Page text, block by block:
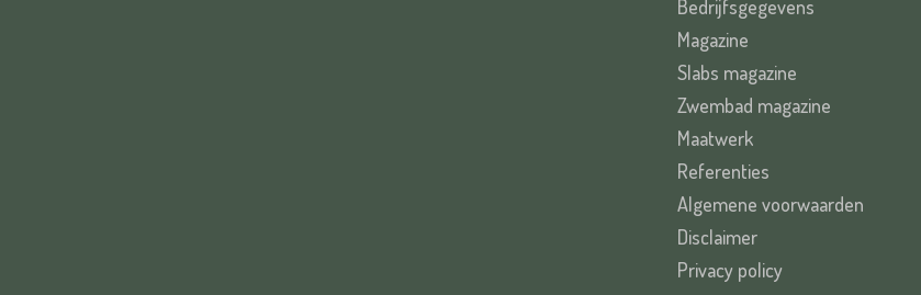
Bedrijfsgegevens
Magazine
Slabs magazine
Zwembad magazine
Maatwerk
Referenties
Algemene voorwaarden
Disclaimer
Privacy policy